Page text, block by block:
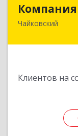
Чайковский
Клиентов на
617760,